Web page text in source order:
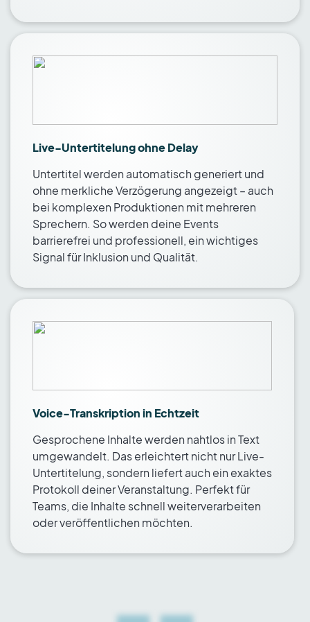
Live-Untertitelung ohne Delay
Untertitel werden automatisch generiert und
ohne merkliche Verzögerung angezeigt – auch
bei komplexen Produktionen mit mehreren
Sprechern. So werden deine Events
barrierefrei und professionell, ein wichtiges
Signal für Inklusion und Qualität.
Voice-Transkription in Echtzeit
Gesprochene Inhalte werden nahtlos in Text
umgewandelt. Das erleichtert nicht nur Live-
Untertitelung, sondern liefert auch ein exaktes
Protokoll deiner Veranstaltung. Perfekt für
Teams, die Inhalte schnell weiterverarbeiten
oder veröffentlichen möchten.